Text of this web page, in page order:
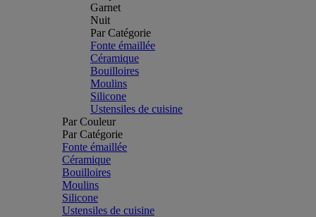
Garnet
Nuit
Par Catégorie
Fonte émaillée
Céramique
Bouilloires
Moulins
Silicone
Ustensiles de cuisine
Par Couleur
Par Catégorie
Fonte émaillée
Céramique
Bouilloires
Moulins
Silicone
Ustensiles de cuisine